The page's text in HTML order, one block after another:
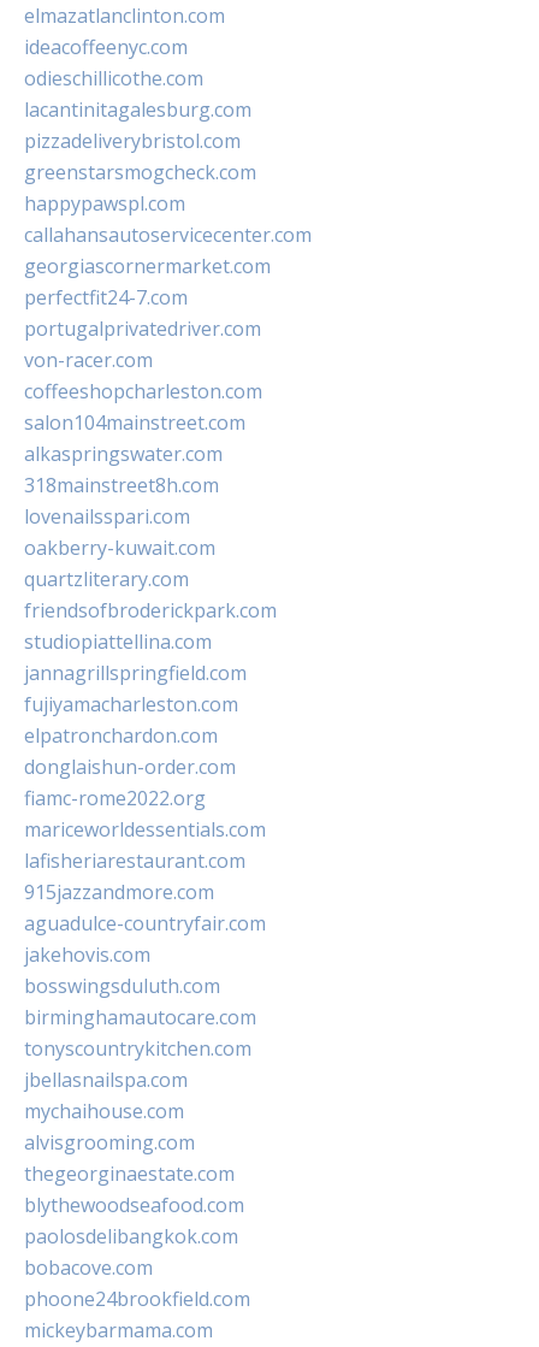
elmazatlanclinton.com
ideacoffeenyc.com
odieschillicothe.com
lacantinitagalesburg.com
pizzadeliverybristol.com
greenstarsmogcheck.com
happypawspl.com
callahansautoservicecenter.com
georgiascornermarket.com
perfectfit24-7.com
portugalprivatedriver.com
von-racer.com
coffeeshopcharleston.com
salon104mainstreet.com
alkaspringswater.com
318mainstreet8h.com
lovenailsspari.com
oakberry-kuwait.com
quartzliterary.com
friendsofbroderickpark.com
studiopiattellina.com
jannagrillspringfield.com
fujiyamacharleston.com
elpatronchardon.com
donglaishun-order.com
fiamc-rome2022.org
mariceworldessentials.com
lafisheriarestaurant.com
915jazzandmore.com
aguadulce-countryfair.com
jakehovis.com
bosswingsduluth.com
birminghamautocare.com
tonyscountrykitchen.com
jbellasnailspa.com
mychaihouse.com
alvisgrooming.com
thegeorginaestate.com
blythewoodseafood.com
paolosdelibangkok.com
bobacove.com
phoone24brookfield.com
mickeybarmama.com